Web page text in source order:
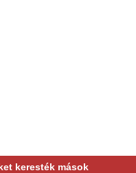
keresték mások